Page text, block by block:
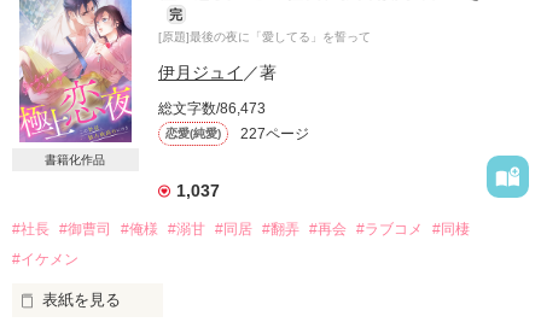
2022/05/12
記念に製本したので
本に合わせてカバーイラスト更新！
「無口な彼が残業する理由」
のイラストを担当してくださった
Cucieさんに描いていただきました
2025/6/10
ベリーズ文庫withにて書籍化！
改め
「フラれもの同士」
凩はとばさんに描いていただいております
「あなたに会いたかった。」
その一言が言えるまでに、10年かかってしまった…。
私はあなたの何なんでしょうか？
妹みたいな年下の女の子？
それとも…恋人？
書籍化作品
完
[原題]最後の夜に「愛してる」を誓って
伊月ジュイ ／著
総文字数/86,473
恋愛(純愛) 227ページ
1,037
#社長 #御曹司 #俺様 #溺甘 #同居 #翻弄 #再会 #ラブコメ
#同棲
#イケメン
表紙を見る